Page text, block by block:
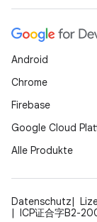
Android
Chrome
Firebase
Google Cloud
Alle Produkte
Datenschutz
ICP证合字B2-